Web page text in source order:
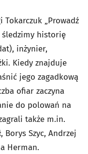
„Prowadź
śledzimy historię
inżynier,
Kiedy znajduje
jego zagadkową
ofiar zaczyna
do polowań na
także m.in.
Borys Szyc, Andrzej
Herman.